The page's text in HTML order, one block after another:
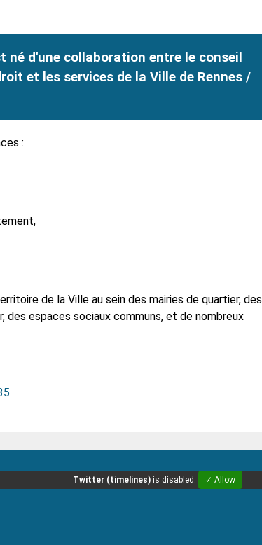
né d'une collaboration entre le conseil
et les services de la Ville de Rennes /
:
de la Ville au sein des mairies de quartier, des
des espaces sociaux communs, et de nombreux
Twitter (timelines)is disabled. ✓ Allow